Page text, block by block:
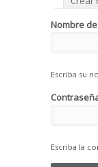
Nombre
Escriba su
Escriba la